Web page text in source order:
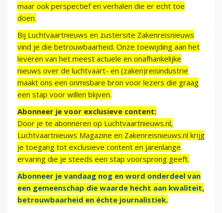
maar ook perspectief en verhalen die er echt toe
doen.
Bij Luchtvaartnieuws en zustersite Zakenreisnieuws
vind je die betrouwbaarheid. Onze toewijding aan het
leveren van het meest actuele en onafhankelijke
nieuws over de luchtvaart- en (zaken)reisindustrie
maakt ons een onmisbare bron voor lezers die graag
een stap voor willen blijven.
Abonneer je voor exclusieve content:
Door je te abonneren op Luchtvaartnieuws.nl,
Luchtvaartnieuws Magazine en Zakenreisnieuws.nl krijg
je toegang tot exclusieve content en jarenlange
ervaring die je steeds een stap voorsprong geeft.
Abonneer je vandaag nog en word onderdeel van
een gemeenschap die waarde hecht aan kwaliteit,
betrouwbaarheid en échte journalistiek.